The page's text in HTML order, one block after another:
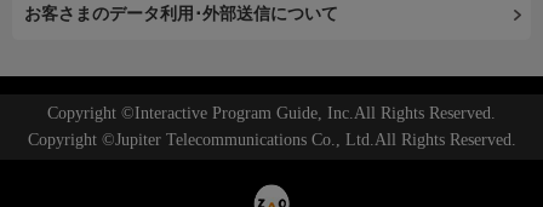
お客さまのデータ利用･外部送信について
Copyright ©Interactive Program Guide, Inc.All Rights Reserved.
Copyright ©Jupiter Telecommunications Co., Ltd.All Rights Reserved.